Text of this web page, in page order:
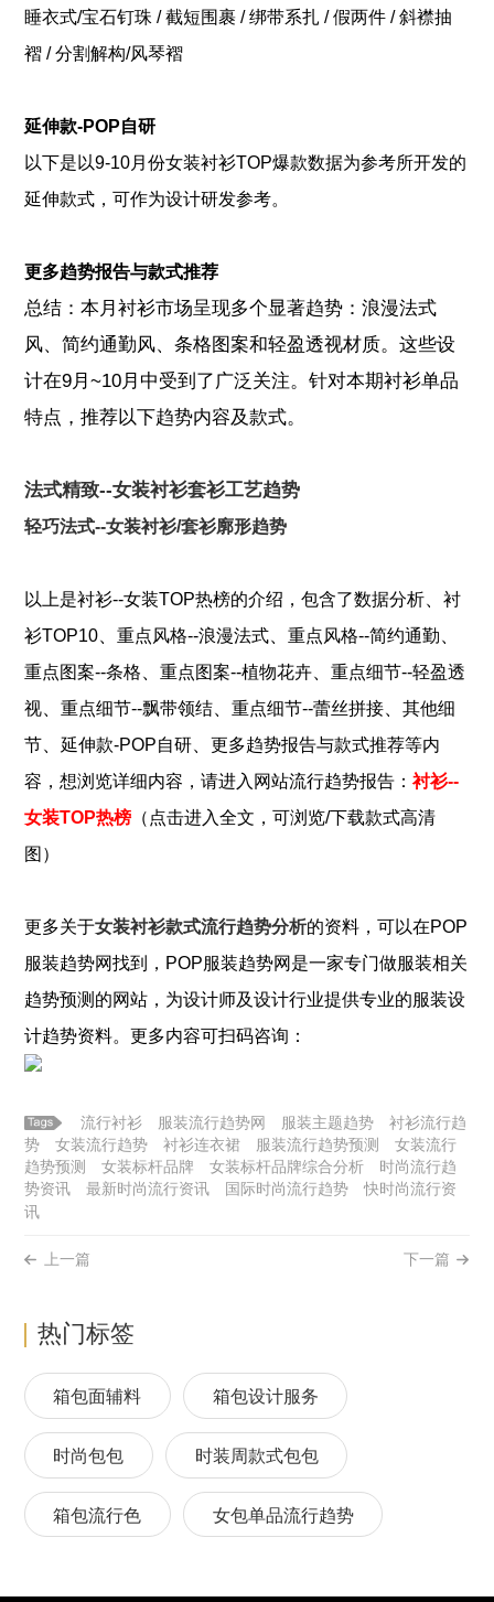
睡衣式/宝石钉珠 / 截短围裹 / 绑带系扎 / 假两件 / 斜襟抽
褶 / 分割解构/风琴褶
延伸款-POP自研
以下是以9-10月份女装衬衫TOP爆款数据为参考所开发的
延伸款式，可作为设计研发参考。
更多趋势报告与款式推荐
总结：本月衬衫市场呈现多个显著趋势：浪漫法式
风、简约通勤风、条格图案和轻盈透视材质。这些设
计在9月~10月中受到了广泛关注。针对本期衬衫单品
特点，推荐以下趋势内容及款式。
法式精致--女装衬衫套衫工艺趋势
轻巧法式--女装衬衫/套衫廓形趋势
以上是衬衫--女装TOP热榜的介绍，包含了数据分析、衬
衫TOP10、重点风格--浪漫法式、重点风格--简约通勤、
重点图案--条格、重点图案--植物花卉、重点细节--轻盈透
视、重点细节--飘带领结、重点细节--蕾丝拼接、其他细
节、延伸款-POP自研、更多趋势报告与款式推荐等内
容，想浏览详细内容，请进入网站流行趋势报告：衬衫--
女装TOP热榜 （点击进入全文，可浏览/下载款式高清
图）
更多关于女装衬衫款式流行趋势分析的资料，可以在POP
服装趋势网找到，POP服装趋势网是一家专门做服装相关
趋势预测的网站，为设计师及设计行业提供专业的服装设
计趋势资料。更多内容可扫码咨询：
流行衬衫 服装流行趋势网 服装主题趋势
衬衫流行趋
势
女装流行趋势 衬衫连衣裙 服装流行趋势预测
女装流行
趋势预测
女装标杆品牌 女装标杆品牌综合分析
时尚流行趋
势资讯
最新时尚流行资讯 国际时尚流行趋势
快时尚流行资
讯
上一篇 下一篇
热门标签
箱包面辅料 箱包设计服务
时尚包包 时装周款式包包
箱包流行色 女包单品流行趋势